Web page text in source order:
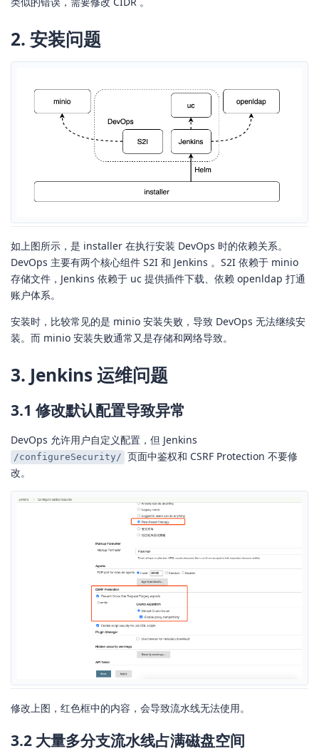
2. 安装问题
如上图所示，是 installer 在执行安装 DevOps 时的依赖关系。
DevOps 主要有两个核心组件 S2I 和 Jenkins 。S2I 依赖于 minio
存储文件，Jenkins 依赖于 uc 提供插件下载、依赖 openldap 打通
账户体系。
安装时，比较常见的是 minio 安装失败，导致 DevOps 无法继续安
装。而 minio 安装失败通常又是存储和网络导致。
3. Jenkins 运维问题
3.1 修改默认配置导致异常
DevOps 允许用户自定义配置，但 Jenkins
/configureSecurity/ 页面中鉴权和 CSRF Protection 不要修
改。
修改上图，红色框中的内容，会导致流水线无法使用。
3.2 大量多分支流水线占满磁盘空间